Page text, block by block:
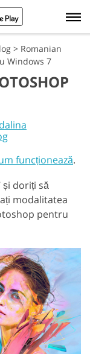
> Romanian
Windows 7
funcționează.
doriți să
modalitatea
pentru